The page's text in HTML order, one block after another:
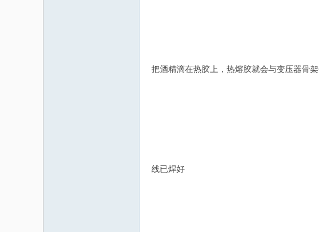
把酒精滴在热胶上，热熔胶就会与变压器骨
线已焊好